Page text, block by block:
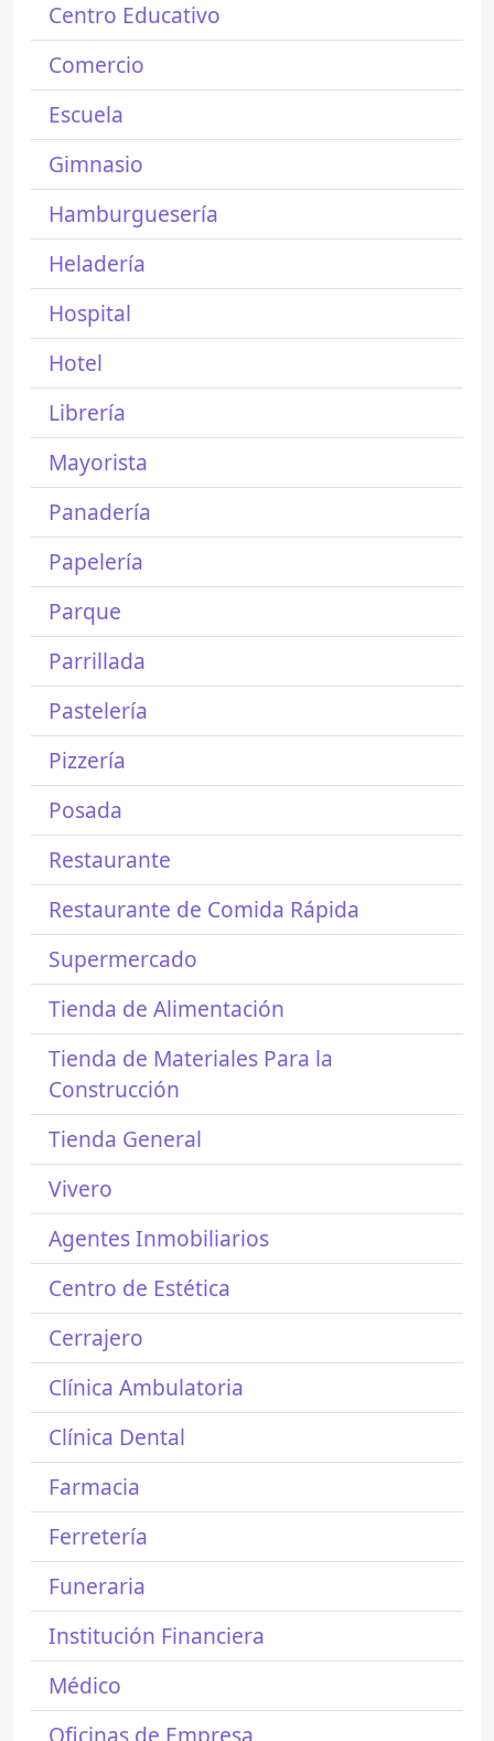
Centro Educativo
Comercio
Escuela
Gimnasio
Hamburguesería
Heladería
Hospital
Hotel
Librería
Mayorista
Panadería
Papelería
Parque
Parrillada
Pastelería
Pizzería
Posada
Restaurante
Restaurante de Comida Rápida
Supermercado
Tienda de Alimentación
Tienda de Materiales Para la
Construcción
Tienda General
Vivero
Agentes Inmobiliarios
Centro de Estética
Cerrajero
Clínica Ambulatoria
Clínica Dental
Farmacia
Ferretería
Funeraria
Institución Financiera
Médico